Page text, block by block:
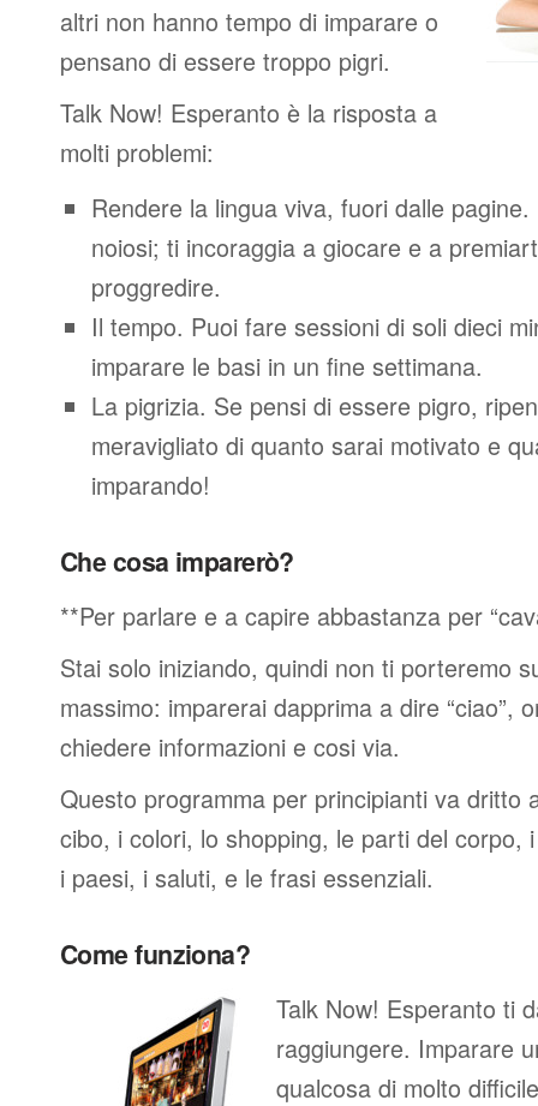
altri non hanno tempo di imparare o
pensano di essere troppo pigri.
Talk Now! Esperanto è la risposta a
molti problemi:
Rendere la lingua viva, fuori dalle
noiosi; ti incoraggia a giocare e a
proggredire.
Il tempo. Puoi fare sessioni di soli dieci
imparare le basi in un fine settimana.
La pigrizia. Se pensi di essere pigro,
meravigliato di quanto sarai motivato e
imparando!
Che cosa imparerò?
**Per parlare e a capire abbastanza per
Stai solo iniziando, quindi non ti porteremo
massimo: imparerai dapprima a dire “ciao”,
chiedere informazioni e cosi via.
Questo programma per principianti va dritto
cibo, i colori, lo shopping, le parti del corpo,
i paesi, i saluti, e le frasi essenziali.
Come funziona?
Talk Now! Esperanto ti
raggiungere. Imparare
qualcosa di molto